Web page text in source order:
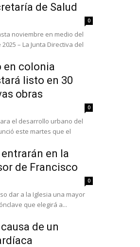
de Salud
0
noviembre en medio del
en colonia
listo en 30
obras
0
el desarrollo urbano del
este martes que el
en la
de Francisco
0
dar a la Iglesia una mayor
que elegirá a...
de un